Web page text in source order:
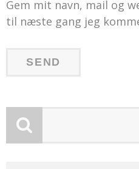
Gem mit navn, mail og
til næste gang jeg